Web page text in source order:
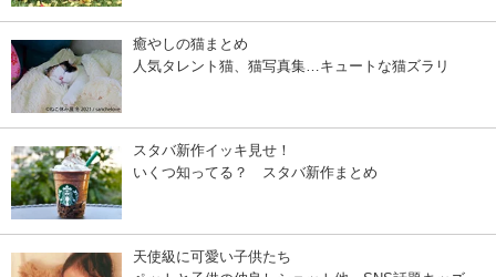
癒やしの猫まとめ
人気タレント猫、猫写真集…キュートな猫ズラリ
スタバ新作イッキ見せ！
いくつ知ってる？ スタバ新作まとめ
天使級に可愛い子供たち